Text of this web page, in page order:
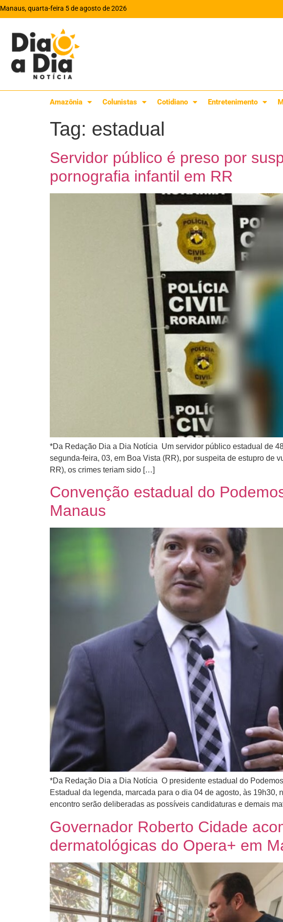
Manaus, quarta-feira 5 de agosto de 2026
Amazônia Colunistas Cotidiano Entretenimento
Tag: estadual
Servidor público é preso por
pornografia infantil em RR
*Da Redação Dia a Dia Notícia Um servidor público estadual de
segunda-feira, 03, em Boa Vista (RR), por suspeita de estupro de
RR), os crimes teriam sido […]
Convenção estadual do
Manaus
*Da Redação Dia a Dia Notícia O presidente estadual do
Estadual da legenda, marcada para o dia 04 de agosto, às
encontro serão deliberadas as possíveis candidaturas e demais
Governador Roberto Cidade
dermatológicas do Opera+ em